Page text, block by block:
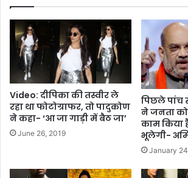
Video: दीपिका की तस्वीर ले
रहा था फोटोग्राफर, तो पादुकोण
ने कहा- ‘आ जा गाड़ी में बैठ जा’
June 26, 2019
पिछले पांच
ने जनता
काम किया
भूलेगी-
January